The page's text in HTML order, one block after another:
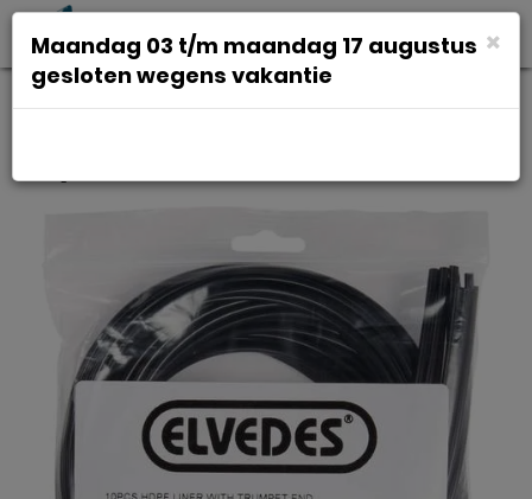
×
Maandag 03 t/m maandag 17 augustus
gesloten wegens vakantie